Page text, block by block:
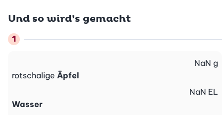
Und so wird’s gemacht
rotschalige Äpfel
NaN g
Wasser
NaN EL